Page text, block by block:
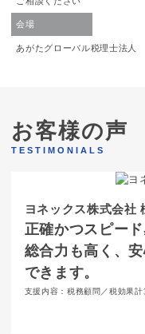
会場
あがたグローバル税理士法人
お客様の声
TESTIMONIALS
正確かつスピー
総合力も高く、
できます。
ヨネックス株式会社
支援内容：税務顧問／税効果計